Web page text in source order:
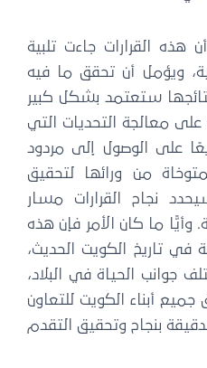
هذه القرارات جاءت تلبية
ويؤمل أن تحقق ما فيه
ستعتمد بشكل كبير
على معالجة التحديات التي
على الوصول إلى مردود
من ورائها لتحقيق
نجاح القرارات مسار
وأيًّا ما كان الأمر فإن هذه
في تاريخ الكويت الحديث،
جوانب الحياة في البلاد،
أبناء الكويت للتعاون
بنجاح وتحقيق التقدم